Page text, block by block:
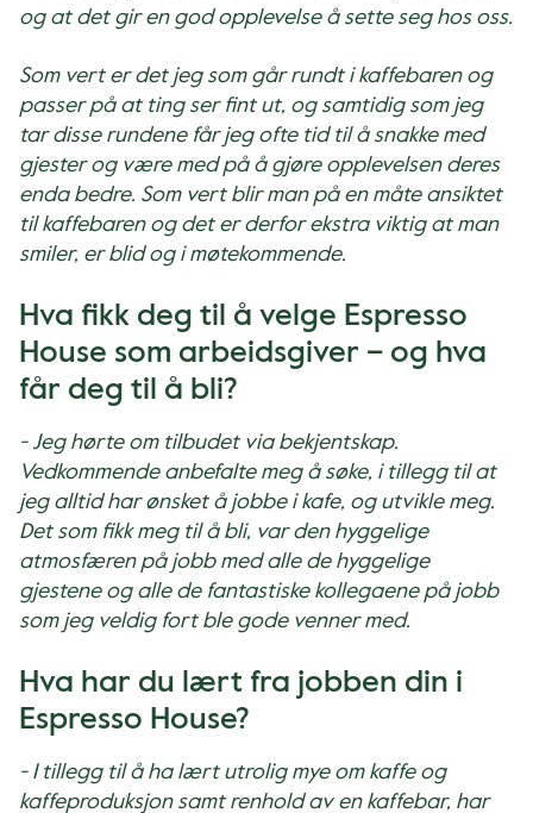
og at det gir en god opplevelse å sette seg hos oss.
Som vert er det jeg som går rundt i kaffebaren og
passer på at ting ser fint ut, og samtidig som jeg
tar disse rundene får jeg ofte tid til å snakke med
gjester og være med på å gjøre opplevelsen deres
enda bedre. Som vert blir man på en måte ansiktet
til kaffebaren og det er derfor ekstra viktig at man
smiler, er blid og i møtekommende.
Hva fikk deg til å velge Espresso
House som arbeidsgiver – og hva
får deg til å bli?
- Jeg hørte om tilbudet via bekjentskap.
Vedkommende anbefalte meg å søke, i tillegg til at
jeg alltid har ønsket å jobbe i kafe, og utvikle meg.
Det som fikk meg til å bli, var den hyggelige
atmosfæren på jobb med alle de hyggelige
gjestene og alle de fantastiske kollegaene på jobb
som jeg veldig fort ble gode venner med.
Hva har du lært fra jobben din i
Espresso House?
- I tillegg til å ha lært utrolig mye om kaffe og
kaffeproduksjon samt renhold av en kaffebar, har